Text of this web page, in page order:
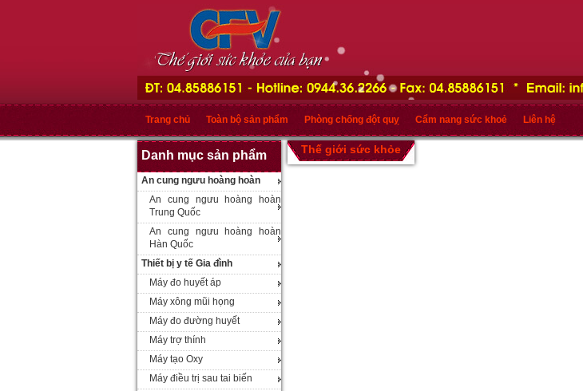
Trang chủ Toàn bộ sản phẩm Phòng chống đột quỵ Cẩm nang sức khoẻ Liên hệ
Danh mục sản phẩm
An cung ngưu hoàng hoàn
An cung ngưu hoàng hoàn
Trung Quốc
An cung ngưu hoàng hoàn
Hàn Quốc
Thiết bị y tế Gia đình
Máy đo huyết áp
Máy xông mũi họng
Máy đo đường huyết
Máy trợ thính
Máy tạo Oxy
Máy điều trị sau tai biến
Thế giới sức khỏe